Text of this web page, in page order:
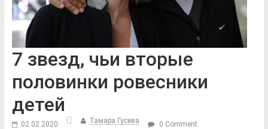
7 звезд, чьи вторые
половинки ровесники
детей
02.02.2020 Тамара Гусева 0 Comment